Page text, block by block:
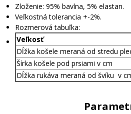
Zloženie: 95% bavlna, 5% elastan.
Veľkostná tolerancia +-2%.
Rozmerová tabuľka:
Veľkosť
Dĺžka košele meraná od stredu
Šírka košele pod prsiami v cm
Dĺžka rukáva meraná od švíku v